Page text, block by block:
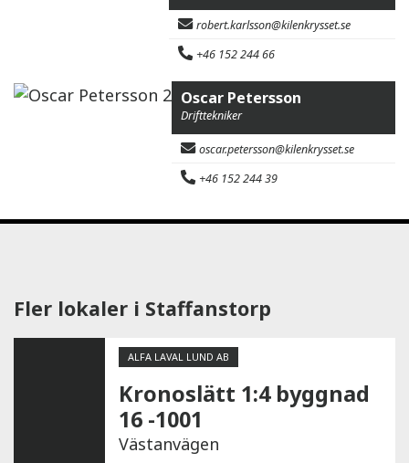
robert.karlsson@kilenkrysset.se
+46 152 244 66
Oscar Petersson
Drifttekniker
oscar.petersson@kilenkrysset.se
+46 152 244 39
Fler lokaler i Staffanstorp
ALFA LAVAL LUND AB
Kronoslätt 1:4 byggnad
16 -1001
Västanvägen